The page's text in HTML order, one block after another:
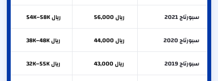
سبورتاج 2021 ريال 56,000 ريال 54K–58K
سبورتاج 2020 ريال 44,000 ريال 38K–48K
سبورتاج 2019 ريال 43,000 ريال 32K–55K